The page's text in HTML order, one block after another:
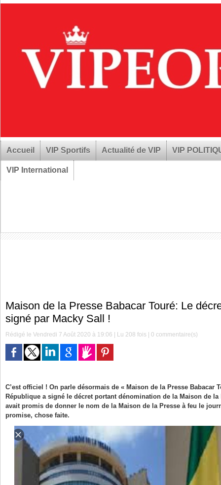
Accueil VIP Sportifs Actualité de VIP VIP
VIP International
Maison de la Presse Babacar Touré: Le
signé par Macky Sall !
Rédigé le Vendredi 7 Août 2020 à 19:06 | Lu 208 fois |0 commentaire(s)
C’est officiel ! On parle désormais de « Maison de la Presse Babacar
République a signé le décret portant dénomination de la Maison de la
avait promis de donner le nom de la Maison de la Presse à feu le
promise, chose faite.